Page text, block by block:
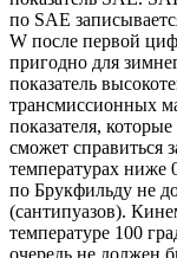
по SAE
W после первой
пригодно для
показатель
трансмиссионных
показателя,
сможет справиться
температурах ниже
по Брукфильду не
(сантипуазов).
температуре 100
очередь не должен